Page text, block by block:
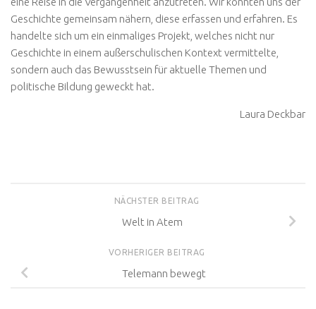
Geschichte gemeinsam nähern, diese erfassen und erfahren. Es
handelte sich um ein einmaliges Projekt, welches nicht nur
Geschichte in einem außerschulischen Kontext vermittelte,
sondern auch das Bewusstsein für aktuelle Themen und
politische Bildung geweckt hat.
Laura Deckbar
NÄCHSTER BEITRAG
Welt in Atem
VORHERIGER BEITRAG
Telemann bewegt